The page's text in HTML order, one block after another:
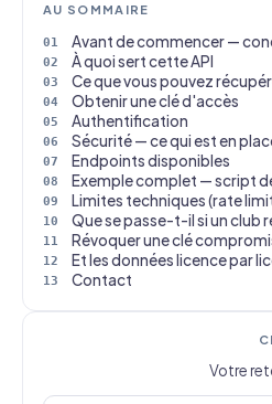
AU SOMMAIRE
Avant de commencer —
À quoi sert cette API
Ce que vous pouvez
Obtenir une clé d'accès
Authentification
Sécurité — ce qui est en
Endpoints disponibles
Exemple complet — script
Limites techniques (rate
Que se passe-t-il si un club
Révoquer une clé
Et les données licence par
Contact
Votre